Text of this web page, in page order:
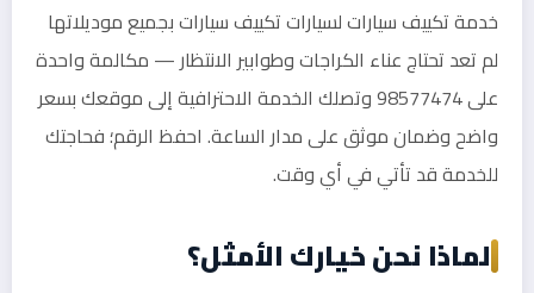
خدمة تكييف سيارات لسيارات تكييف سيارات بجميع موديلاتها
لم تعد تحتاج عناء الكراجات وطوابير الانتظار — مكالمة واحدة
على 98577474 وتصلك الخدمة الاحترافية إلى موقعك بسعر
واضح وضمان موثق على مدار الساعة. احفظ الرقم؛ فحاجتك
للخدمة قد تأتي في أي وقت.
لماذا نحن خيارك الأمثل؟